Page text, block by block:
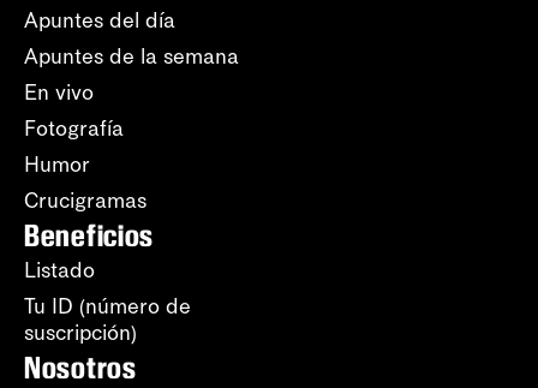
Apuntes del día
Apuntes de la semana
En vivo
Fotografía
Humor
Crucigramas
Beneficios
Listado
Tu ID (número de
suscripción)
Nosotros